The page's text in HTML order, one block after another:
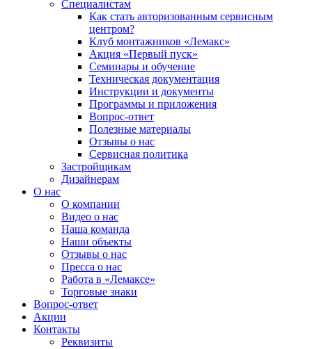
Специалистам
Как стать авторизованным сервисным
центром?
Клуб монтажников «Лемакс»
Акция «Первый пуск»
Семинары и обучение
Техническая документация
Инструкции и документы
Программы и приложения
Вопрос-ответ
Полезные материалы
Отзывы о нас
Сервисная политика
Застройщикам
Дизайнерам
О нас
О компании
Видео о нас
Наша команда
Наши объекты
Отзывы о нас
Пресса о нас
Работа в «Лемаксе»
Торговые знаки
Вопрос-ответ
Акции
Контакты
Реквизиты